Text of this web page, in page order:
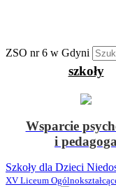
ZSO nr 6 w Gdyni
Szkoły dla Dzieci
XV Liceum
szkoły
Wsparcie
i pedagoga